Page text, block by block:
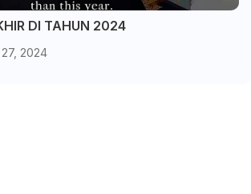
DI TAHUN 2024
2024